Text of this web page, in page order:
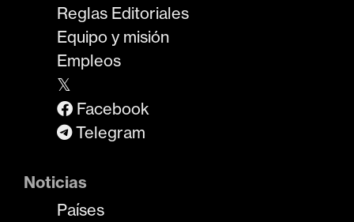
Reglas Editoriales
Equipo y misión
Empleos
𝕏
Facebook
Telegram
Noticias
Países